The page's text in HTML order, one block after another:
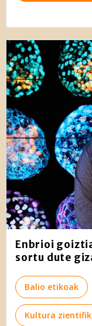
Enbrioi
sortu dute
Balio etikoak
Kultura